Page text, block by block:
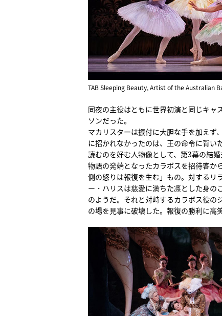
TAB Sleeping Beauty, Artist of the Australian
同夜の主役はともに世界初演と同じキャ
ソンだった。
マカリスターは振付に大胆な手を加えず
に招かれなかったのは、王の命令に背い
読むのを好む人物像として、第3幕の結
物語の発端となったカラボスを招待客か
側の怒りは報復を生む」もの。対するリ
ー・ハリスは慈愛に満ちた凛とした身の
のようだ。それと対峙するカラボス役の
の場を見事に破壊した。報復の勝利に高